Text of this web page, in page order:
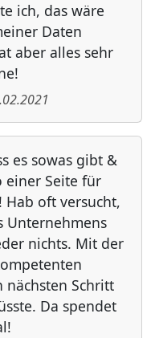
ich, das wäre
Daten
aber alles sehr
es sowas gibt &
einer Seite für
oft versucht,
Unternehmens
nichts. Mit der
nächsten Schritt
Da spendet